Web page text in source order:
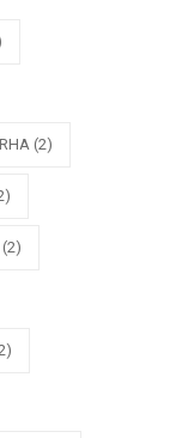
(2)
(2)